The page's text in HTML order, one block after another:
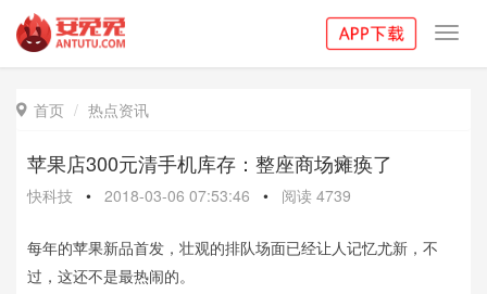
 首页 热点资讯
苹果店300元清手机库存：整座商场瘫痪了
快科技 • 2018-03-06 07:53:46 • 阅读 4739
每年的苹果新品首发，壮观的排队场面已经让人记忆尤新，不
过，这还不是最热闹的。